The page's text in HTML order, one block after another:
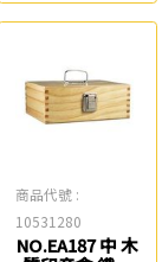
商品代號 :
10531280
NO.EA187 中 木